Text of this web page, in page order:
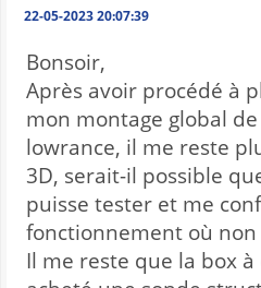
22-05-2023 20:07:39
Bonsoir,
Après avoir procédé à
mon montage global
lowrance, il me reste
3D, serait-il possible
puisse tester et me
fonctionnement où non
Il me reste que la box